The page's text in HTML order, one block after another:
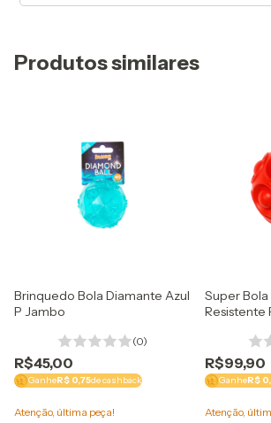
do
Produtos similares
Brinquedo Bola Diamante Azul
P Jambo
(0)
R$45,00
GanheR$ 0,75de cashback
Atenção, última peça!
Super
Resistente
R$99,90
GanheR$
Atenção,